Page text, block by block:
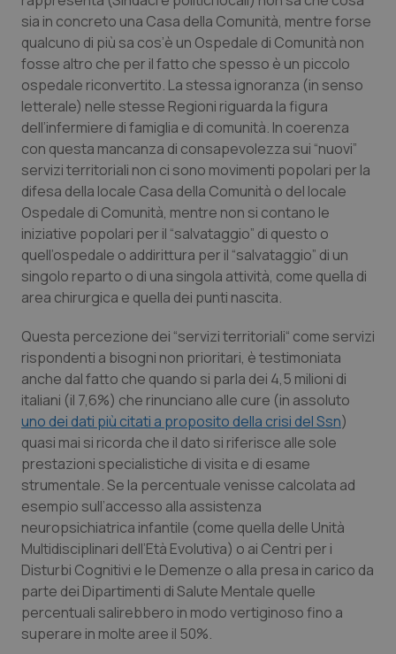
Lombardia
Marche
Molise
Piemonte
Provincia Autonoma di Bolzano
Provincia Autonoma di Trento
Puglia
Sardegna
Sicilia
Toscana
Umbria
Valle D’Aosta
Veneto
Dolore
Donna & Salute
Epatiti
HIV
Infezioni & Febbre
Ipertensione & Scompenso
Malattie rare
Malattia di Crohn & Rettocolite Ulcerosa
Neuroscienze & patologie neurodegenerative
Obesità
Oftalmologia
Oncodermatologia
Oncoematologia
Oncologia & Nutrizione
sia in concreto una Casa della Comunità, mentre forse
qualcuno di più sa cos’è un Ospedale di Comunità non
fosse altro che per il fatto che spesso è un piccolo
ospedale riconvertito. La stessa ignoranza (in senso
letterale) nelle stesse Regioni riguarda la figura
dell’infermiere di famiglia e di comunità. In coerenza
con questa mancanza di consapevolezza sui “nuovi”
servizi territoriali non ci sono movimenti popolari per la
difesa della locale Casa della Comunità o del locale
Ospedale di Comunità, mentre non si contano le
iniziative popolari per il “salvataggio” di questo o
quell’ospedale o addirittura per il “salvataggio” di un
singolo reparto o di una singola attività, come quella di
area chirurgica e quella dei punti nascita.
Questa percezione dei “servizi territoriali“ come servizi
rispondenti a bisogni non prioritari, è testimoniata
anche dal fatto che quando si parla dei 4,5 milioni di
italiani (il 7,6%) che rinunciano alle cure (in assoluto
uno dei dati più citati a proposito della crisi del Ssn)
quasi mai si ricorda che il dato si riferisce alle sole
prestazioni specialistiche di visita e di esame
strumentale. Se la percentuale venisse calcolata ad
esempio sull’accesso alla assistenza
neuropsichiatrica infantile (come quella delle Unità
Multidisciplinari dell’Età Evolutiva) o ai Centri per i
Disturbi Cognitivi e le Demenze o alla presa in carico da
parte dei Dipartimenti di Salute Mentale quelle
percentuali salirebbero in modo vertiginoso fino a
superare in molte aree il 50%.